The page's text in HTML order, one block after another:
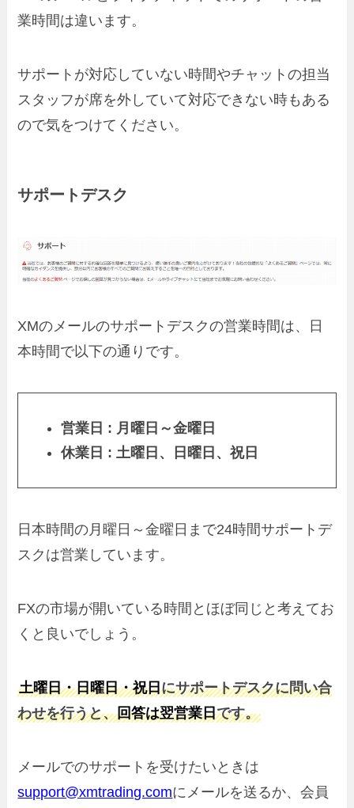
業時間は違います。
サポートが対応していない時間やチャットの担当
スタッフが席を外していて対応できない時もある
ので気をつけてください。
サポートデスク
XMのメールのサポートデスクの営業時間は、日
本時間で以下の通りです。
営業日 : 月曜日～金曜日
休業日 : 土曜日、日曜日、祝日
日本時間の月曜日～金曜日まで24時間サポートデ
スクは営業しています。
FXの市場が開いている時間とほぼ同じと考えてお
くと良いでしょう。
土曜日・日曜日・祝日にサポートデスクに問い合
わせを行うと、回答は翌営業日です。
メールでのサポートを受けたいときは
support@xmtrading.comにメールを送るか、会員